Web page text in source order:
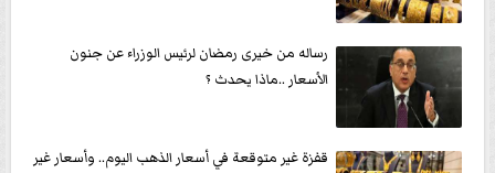
رساله من خيرى رمضان لرئيس الوزراء عن جنون
الأسعار ..ماذا يحدث ؟
قفزة غير متوقعة في أسعار الذهب اليوم.. وأسعار غير